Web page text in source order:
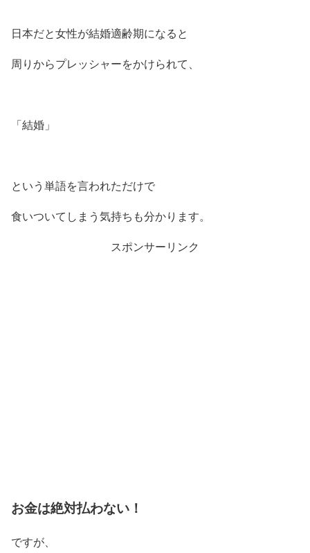
日本だと女性が結婚適齢期になると
周りからプレッシャーをかけられて、
「結婚」
という単語を言われただけで
食いついてしまう気持ちも分かります。
スポンサーリンク
お金は絶対払わない！
ですが、